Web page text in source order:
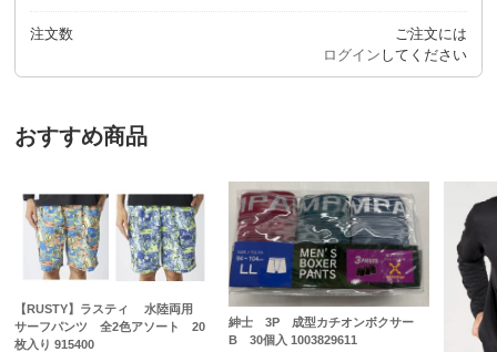
注文数
ご注文には
ログイン してください
おすすめ商品
【RUSTY】ラスティ 水陸両用
サーフパンツ 全2色アソート 20
枚入り 915400
紳士 3P 成型カチオンボクサー
B 30個入 1003829611